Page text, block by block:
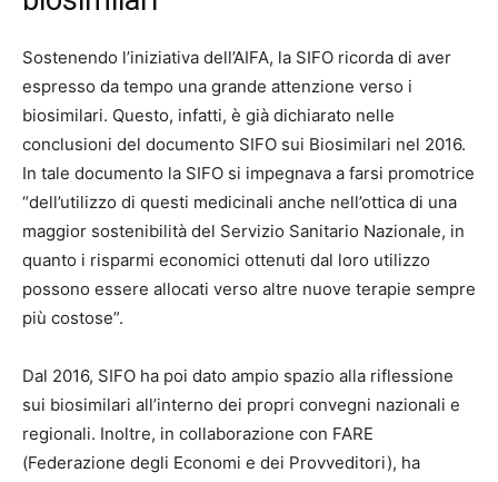
Sostenendo l’iniziativa dell’AIFA, la SIFO ricorda di aver
espresso da tempo una grande attenzione verso i
biosimilari. Questo, infatti, è già dichiarato nelle
conclusioni del documento SIFO sui Biosimilari nel 2016.
In tale documento la SIFO si impegnava a farsi promotrice
“dell’utilizzo di questi medicinali anche nell’ottica di una
maggior sostenibilità del Servizio Sanitario Nazionale, in
quanto i risparmi economici ottenuti dal loro utilizzo
possono essere allocati verso altre nuove terapie sempre
più costose”.
Dal 2016, SIFO ha poi dato ampio spazio alla riflessione
sui biosimilari all’interno dei propri convegni nazionali e
regionali. Inoltre, in collaborazione con FARE
(Federazione degli Economi e dei Provveditori), ha